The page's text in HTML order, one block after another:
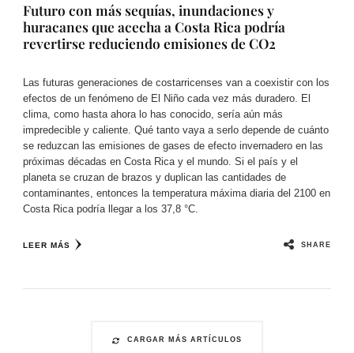
Futuro con más sequías, inundaciones y
huracanes que acecha a Costa Rica podría
revertirse reduciendo emisiones de CO2
Las futuras generaciones de costarricenses van a coexistir con los
efectos de un fenómeno de El Niño cada vez más duradero. El
clima, como hasta ahora lo has conocido, sería aún más
impredecible y caliente. Qué tanto vaya a serlo depende de cuánto
se reduzcan las emisiones de gases de efecto invernadero en las
próximas décadas en Costa Rica y el mundo. Si el país y el
planeta se cruzan de brazos y duplican las cantidades de
contaminantes, entonces la temperatura máxima diaria del 2100 en
Costa Rica podría llegar a los 37,8 °C.
LEER MÁS SHARE
CARGAR MÁS ARTÍCULOS